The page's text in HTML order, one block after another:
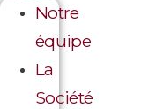
Notre
équipe
La
Société